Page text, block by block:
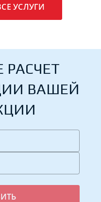
УСЛУГИ
ВАШЕЙ